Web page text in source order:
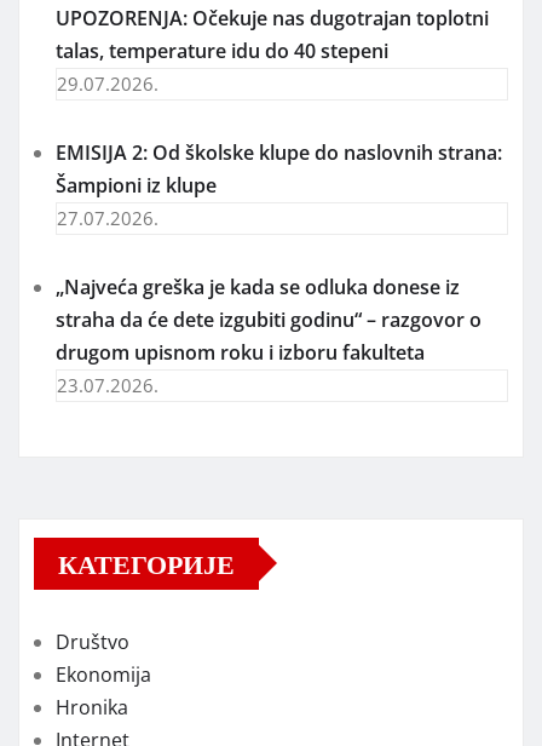
UPOZORENJA: Očekuje nas dugotrajan toplotni
talas, temperature idu do 40 stepeni
29.07.2026.
EMISIJA 2: Od školske klupe do naslovnih strana:
Šampioni iz klupe
27.07.2026.
„Najveća greška je kada se odluka donese iz
straha da će dete izgubiti godinu“ – razgovor o
drugom upisnom roku i izboru fakulteta
23.07.2026.
КАТЕГОРИЈЕ
Društvo
Ekonomija
Hronika
Internet